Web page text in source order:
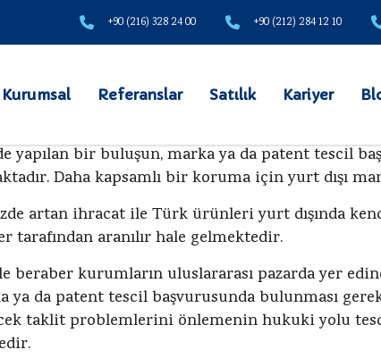
+90 (216) 328 24 00 +90 (212) 284 12 10
Kurumsal Referanslar Satılık Kariyer
yapılan bir buluşun, marka ya da patent tescil
Daha kapsamlı bir koruma için yurt dışı
artan ihracat ile Türk ürünleri yurt dışında
tarafından aranılır hale gelmektedir.
beraber kurumların uluslararası pazarda yer
ya da patent tescil başvurusunda bulunması
taklit problemlerini önlemenin hukuki yolu